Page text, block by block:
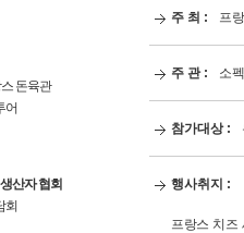
돈육관
어
산자 협회
회
주 최 : 프
주 관 : 소
참가대상 :
행사취지 :
프랑스 치즈